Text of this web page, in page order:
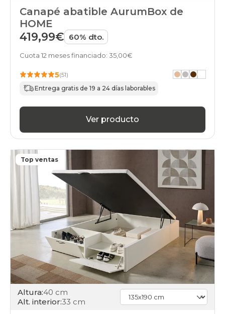
days
doble
online
canapes-
90x190cm-
unfrente
black-
days
180x190cm
online
canapes-
abatibles
180x200cm-
doble
online
black-
days
canapes-
abatibles
90x200cm-
Canapé abatible AurumBox de
HOME
419,99€ 60% dto.
Cuota 12 meses financiado: 35,00€
5(51)
Entrega gratis de 19 a 24 días laborables
Ver producto
Top ventas
Altura:40 cm
Alt. interior:33 cm